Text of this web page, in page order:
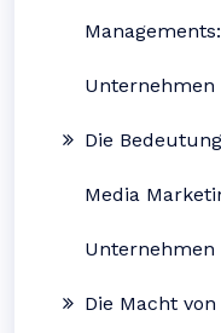
Unternehmen
Die
Media
Unternehmen
Die Macht